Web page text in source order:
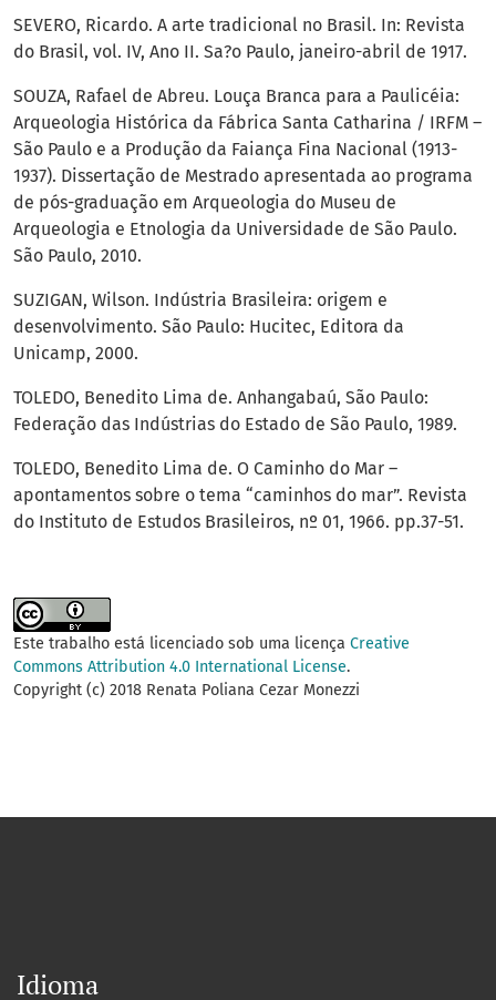
SEVERO, Ricardo. A arte tradicional no Brasil. In: Revista
do Brasil, vol. IV, Ano II. Sa?o Paulo, janeiro-abril de 1917.
SOUZA, Rafael de Abreu. Louça Branca para a Paulicéia:
Arqueologia Histórica da Fábrica Santa Catharina / IRFM –
São Paulo e a Produção da Faiança Fina Nacional (1913-
1937). Dissertação de Mestrado apresentada ao programa
de pós-graduação em Arqueologia do Museu de
Arqueologia e Etnologia da Universidade de São Paulo.
São Paulo, 2010.
SUZIGAN, Wilson. Indústria Brasileira: origem e
desenvolvimento. São Paulo: Hucitec, Editora da
Unicamp, 2000.
TOLEDO, Benedito Lima de. Anhangabaú, São Paulo:
Federação das Indústrias do Estado de São Paulo, 1989.
TOLEDO, Benedito Lima de. O Caminho do Mar –
apontamentos sobre o tema “caminhos do mar”. Revista
do Instituto de Estudos Brasileiros, nº 01, 1966. pp.37-51.
Este trabalho está licenciado sob uma licença Creative
Commons Attribution 4.0 International License.
Copyright (c) 2018 Renata Poliana Cezar Monezzi
Idioma